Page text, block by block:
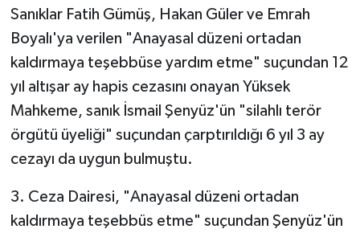
Sanıklar Fatih Gümüş, Hakan Güler ve Emrah
Boyalı'ya verilen "Anayasal düzeni ortadan
kaldırmaya teşebbüse yardım etme" suçundan 12
yıl altışar ay hapis cezasını onayan Yüksek
Mahkeme, sanık İsmail Şenyüz'ün "silahlı terör
örgütü üyeliği" suçundan çarptırıldığı 6 yıl 3 ay
cezayı da uygun bulmuştu.
3. Ceza Dairesi, "Anayasal düzeni ortadan
kaldırmaya teşebbüs etme" suçundan Şenyüz'ün